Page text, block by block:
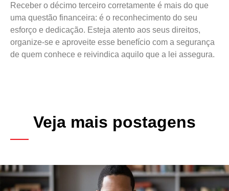
Receber o décimo terceiro corretamente é mais do que
uma questão financeira: é o reconhecimento do seu
esforço e dedicação. Esteja atento aos seus direitos,
organize-se e aproveite esse benefício com a segurança
de quem conhece e reivindica aquilo que a lei assegura.
Veja mais postagens